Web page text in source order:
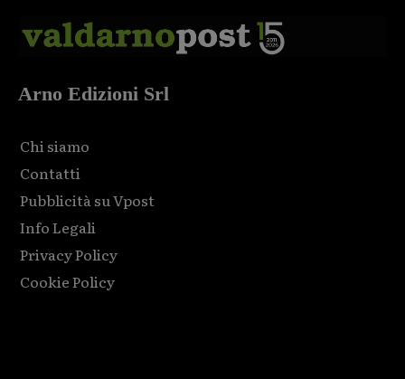
Arno Edizioni Srl
Chi siamo
Contatti
Pubblicità su Vpost
Info Legali
Privacy Policy
Cookie Policy